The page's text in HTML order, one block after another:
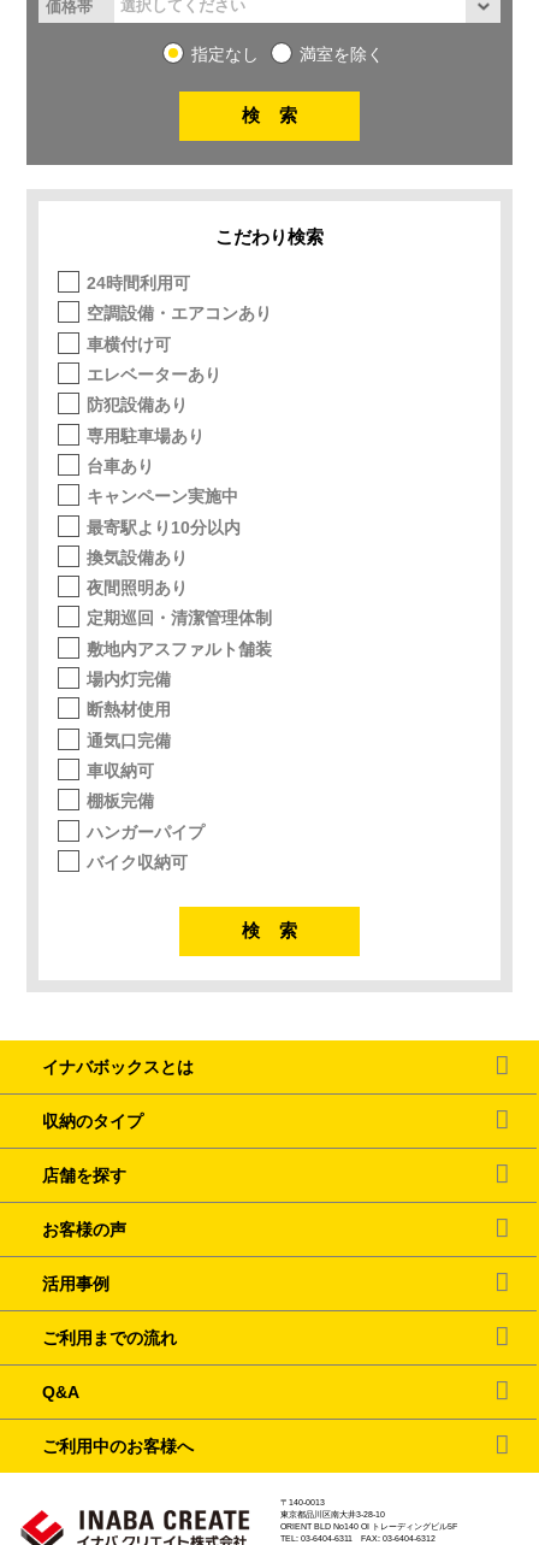
価格帯
指定なし 満室を除く
こだわり検索
24時間利用可
空調設備・エアコンあり
車横付け可
エレベーターあり
防犯設備あり
専用駐車場あり
台車あり
キャンペーン実施中
最寄駅より10分以内
換気設備あり
夜間照明あり
定期巡回・清潔管理体制
敷地内アスファルト舗装
場内灯完備
断熱材使用
通気口完備
車収納可
棚板完備
ハンガーパイプ
バイク収納可
イナバボックスとは
収納のタイプ
店舗を探す
お客様の声
活用事例
ご利用までの流れ
Q&A
ご利用中のお客様へ
〒140-0013
東京都品川区南大井3-28-10
ORIENT BLD No140 OI トレーディングビル5F
TEL: 03-6404-6311 FAX: 03-6404-6312